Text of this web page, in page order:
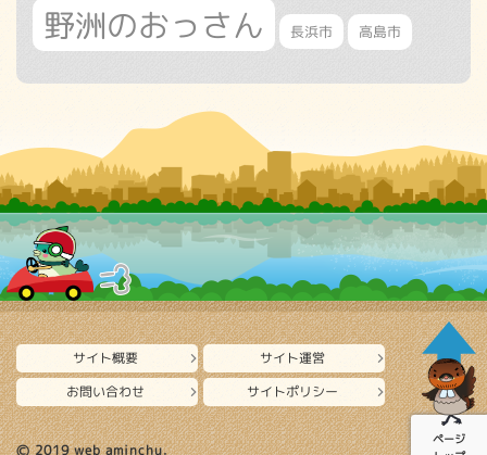
野洲のおっさん 長浜市 高島市
サイト概要
サイト運営
お問い合わせ
サイトポリシー
Ⓒ 2019 web aminchu.
ページ